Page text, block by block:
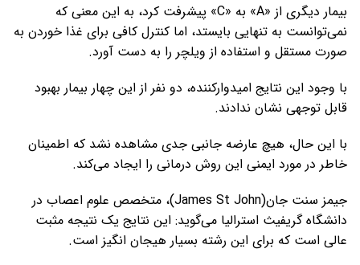
بیمار دیگری از «A» به «C» پیشرفت کرد، به این معنی که
نمی‌توانست به تنهایی بایستد، اما کنترل کافی برای غذا خوردن به
صورت مستقل و استفاده از ویلچر را به دست آورد.
با وجود این نتایج امیدوارکننده، دو نفر از این چهار بیمار بهبود
قابل توجهی نشان ندادند.
با این حال، هیچ عارضه جانبی جدی مشاهده نشد که اطمینان
خاطر در مورد ایمنی این روش درمانی را ایجاد می‌کند.
جیمز سنت جان(James St John)، متخصص علوم اعصاب در
دانشگاه گریفیث استرالیا می‌گوید: این نتایج یک نتیجه مثبت
عالی است که برای این رشته بسیار هیجان انگیز است.